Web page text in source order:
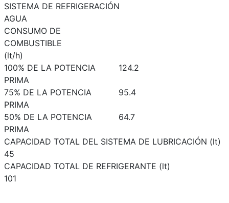
SISTEMA DE REFRIGERACIÓN
AGUA
CONSUMO DE
COMBUSTIBLE
(lt/h)
100% DE LA POTENCIA
PRIMA
124.2
75% DE LA POTENCIA
PRIMA
95.4
50% DE LA POTENCIA
PRIMA
64.7
CAPACIDAD TOTAL DEL SISTEMA DE LUBRICACIÓN (lt)
45
CAPACIDAD TOTAL DE REFRIGERANTE (lt)
101